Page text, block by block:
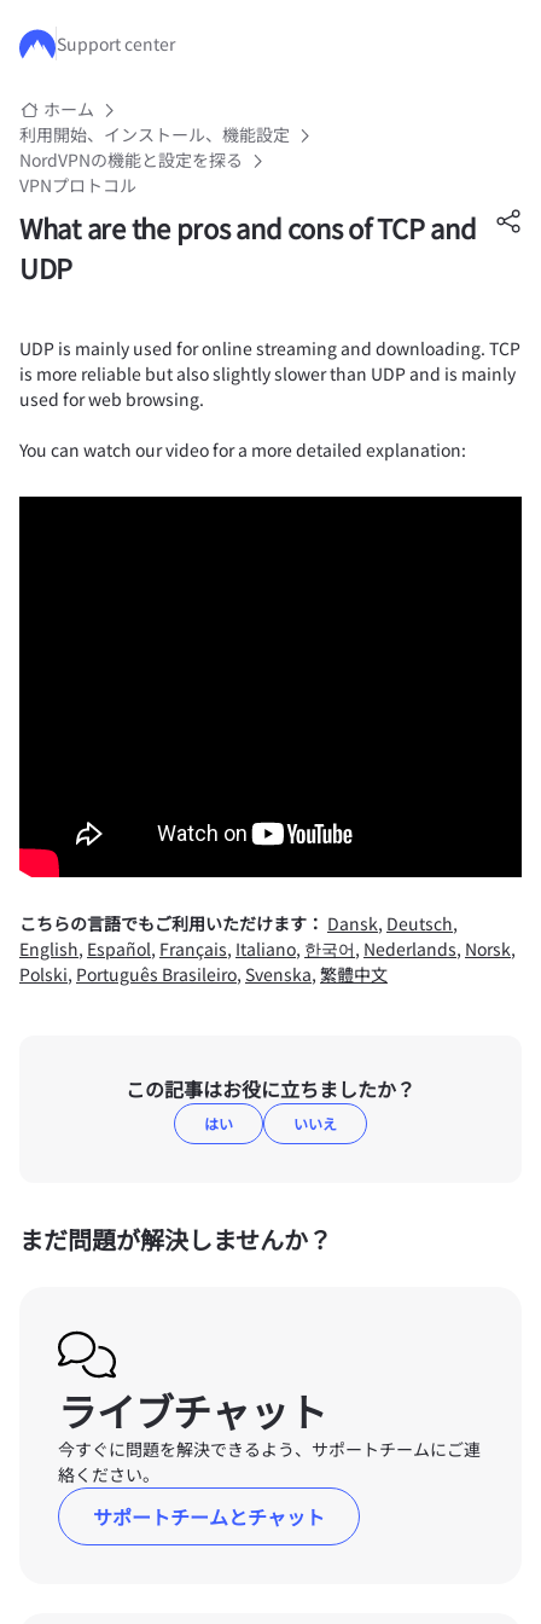
メインコンテンツにスキップ
Support center
ホーム
利用開始、インストール、機能設定
NordVPNの機能と設定を探る
VPNプロトコル
What are the pros and cons of TCP and
UDP
UDP is mainly used for online streaming and downloading. TCP
is more reliable but also slightly slower than UDP and is mainly
used for web browsing.
You can watch our video for a more detailed explanation:
こちらの言語でもご利用いただけます： Dansk, Deutsch,
English, Español, Français, Italiano, 한국어, Nederlands, Norsk,
Polski, Português Brasileiro, Svenska, 繁體中文
この記事はお役に立ちましたか？
はい いいえ
まだ問題が解決しませんか？
ライブチャット
今すぐに問題を解決できるよう、サポートチームにご連
絡ください。
サポートチームとチャット